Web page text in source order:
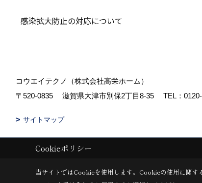
感染拡大防止の対応について
コウエイテクノ（株式会社高栄ホーム）
〒520-0835
滋賀県大津市別保2丁目8-35 TEL：
サイトマップ
Copyright (c) koueihome. All Rights Reserved.
Cookieポリシー
当サイトではCookieを使用します。 Cookieの使用に関す